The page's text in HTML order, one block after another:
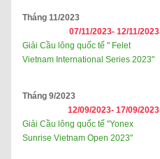
Tháng 11/2023
07/11/2023- 12/11/2023
Giải Cầu lông quốc tế " Felet
Vietnam International Series 2023"
Tháng 9/2023
12/09/2023- 17/09/2023
Giải Cầu lông quốc tế "Yonex
Sunrise Vietnam Open 2023"